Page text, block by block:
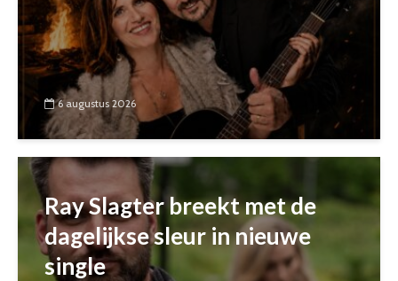
6 augustus 2026
Ray Slagter breekt met de
dagelijkse sleur in nieuwe
single